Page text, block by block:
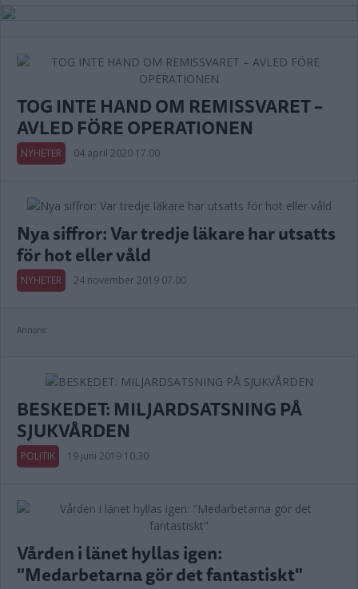
TOG INTE HAND OM REMISSVARET –
AVLED FÖRE OPERATIONEN
NYHETER 04 april 2020 17.00
Nya siffror: Var tredje läkare har utsatts
för hot eller våld
NYHETER 24 november 2019 07.00
Annons:
BESKEDET: MILJARDSATSNING PÅ
SJUKVÅRDEN
POLITIK 19 juni 2019 10.30
Vården i länet hyllas igen:
"Medarbetarna gör det fantastiskt"